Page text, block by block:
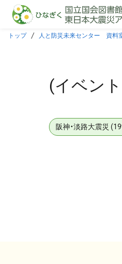
本文に飛ぶ
トップ 人と防災未来センター 資料
(イベン
阪神・淡路大震災